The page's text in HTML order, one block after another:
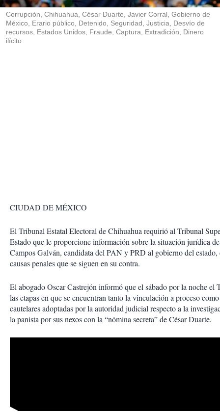
r
Corrupción, Chihuahua, César Duarte, Javier Corral, Gobierno de
México, Erario público, Detenido, Seguridad, Justicia, Desvío de
recursos, Estados Unidos, Fraude, Captura, Extradición, Dinero
ilícito
CIUDAD DE MÉXICO
El Tribunal Estatal Electoral de Chihuahua requirió al Tribunal
Estado que le proporcione información sobre la situación jurídica
Campos Galván, candidata del PAN y PRD al gobierno del estado,
causas penales que se siguen en su contra.
El abogado Oscar Castrejón informó que el sábado por la noche el
las etapas en que se encuentran tanto la vinculación a proceso
cautelares adoptadas por la autoridad judicial respecto a la
la panista por sus nexos con la “nómina secreta” de César Duarte.